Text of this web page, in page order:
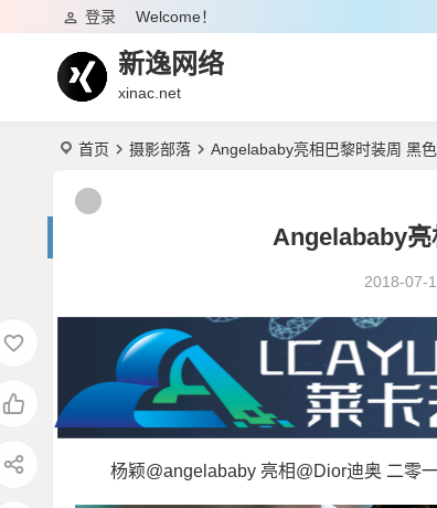
Welcome！
登录
新逸网络
xinac.net
首页 摄影部落 Angelababy亮相巴黎时装周 黑
Angelababy亮
2018-07-
杨颖@angelababy 亮相@Dior迪奥 二零